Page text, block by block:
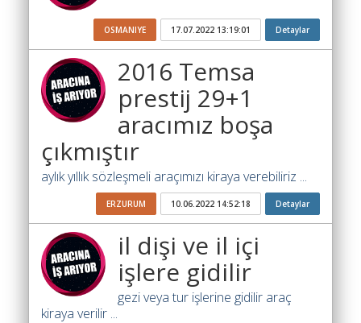
Blog
Katsayısı
Ajandam
Hakkımızda
İletişim
OSMANIYE 17.07.2022 13:19:01 Detaylar
2016 Temsa
prestij 29+1
aracımız boşa
çıkmıştır
aylık yıllık sözleşmeli araçımızı kiraya verebiliriz ...
ERZURUM 10.06.2022 14:52:18 Detaylar
il dişi ve il içi
işlere gidilir
gezi veya tur işlerine gidilir araç
kiraya verilir ...